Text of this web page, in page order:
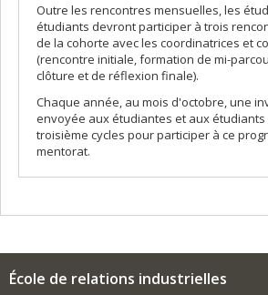
Outre les rencontres mensuelles, les
étudiants devront participer à trois
de la cohorte avec les coordinatrices et
(rencontre initiale, formation de mi-
clôture et de réflexion finale).
Chaque année, au mois d'octobre, une
envoyée aux étudiantes et aux
troisième cycles pour participer à ce
mentorat.
École de relations industrielles